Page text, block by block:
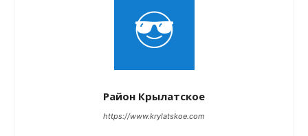
Район Крылатское
https://www.krylatskoe.com